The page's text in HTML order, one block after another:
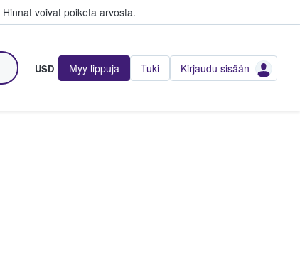
Hinnat voivat poiketa arvosta.
USD Myy lippuja Tuki Kirjaudu sisään